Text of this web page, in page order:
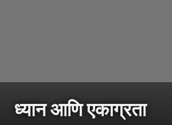
ध्यान आणि एकाग्रता